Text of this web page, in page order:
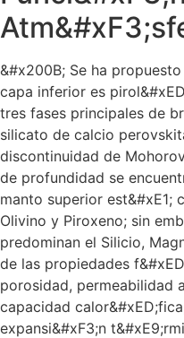
&#x200B; Se ha
capa inferior es
tres fases principales de
silicato de calcio
discontinuidad de
de profundidad se
manto superior est&#xE1;
Olivino y Piroxeno; sin
predominan el Silicio,
de las propiedades
porosidad, permeabilidad
capacidad
expansi&#xF3;n